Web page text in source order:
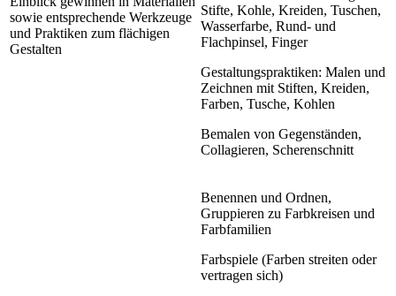
sowie entsprechende Werkzeuge
und Praktiken zum flächigen
Gestalten
Stifte, Kohle, Kreiden, Tuschen,
Wasserfarbe, Rund- und
Flachpinsel, Finger
Gestaltungspraktiken: Malen und
Zeichnen mit Stiften, Kreiden,
Farben, Tusche, Kohlen
Bemalen von Gegenständen,
Collagieren, Scherenschnitt
Benennen und Ordnen,
Gruppieren zu Farbkreisen und
Farbfamilien
Farbspiele (Farben streiten oder
vertragen sich)